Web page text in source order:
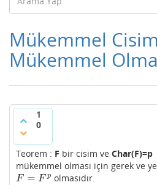
Mükemmel
Mükemmel
1
0
Teorem : F bir cisim ve Char(F)=p
mükemmel olması için gerek ve
F = F p
F= Fp
olmasıdır.